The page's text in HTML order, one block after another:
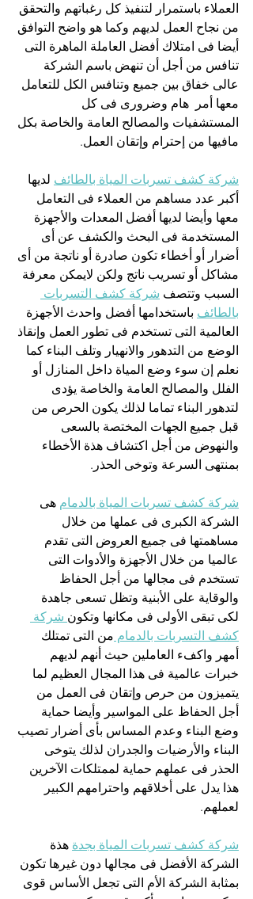
العملاء باستمرار لتنفيذ كل رغباتهم والتحقق
من نجاح العمل لديهم وكما هو واضح التوافق
أيضا فى امتلاك أفضل العاملة الماهرة التى
تنافس من أجل أن تنهض باسم الشركة
عالى خفاق بين جميع وتنافس الكل للتعامل
معها أمر  هام وضرورى فى كل
المستشفيات والمصالح العامة والخاصة بكل
مافيها من إحترام وإتقان العمل.
شركة كشف تسربات المياة بالطائف لديها
أكبر عدد مساهم من العملاء فى التعامل
معها وأيضا لديها أفضل المعدات والأجهزة
المستخدمة فى البحث والكشف عن أى
أضرار أو أخطاء تكون صادرة أو ناتجة من أى
مشاكل أو تسريب ناتج ولكن لايمكن معرفة
السبب وتتصف شركة كشف التسربات
بالطائف باستخدامها أفضل واحدث الأجهزة
العالمية التى تستخدم فى تطور العمل وإنقاذ
الوضع من التدهور والانهيار وتلف البناء كما
نعلم إن سوء وضع المياة داخل المنازل أو
الفلل والمصالح العامة والخاصة يؤدى
لتدهور البناء تماما لذلك يكون الحرص من
قبل جميع الجهات المختصة بالسعى
والنهوض من أجل اكتشاف هذة الأخطاء
بمنتهى السرعة وتوخى الحذر.
شركة كشف تسربات المياة بالدمام هى
الشركة الكبرى فى عملها من خلال
مساهمتها فى جميع العروض التى تقدم
عالميا من خلال الأجهزة والأدوات التى
تستخدم فى مجالها من أجل الحفاظ
والوقاية على الأبنية وتظل تسعى جاهدة
لكى تبقى الأولى فى مكانها وتكون شركة
كشف التسربات بالدمام من التى تمتلك
أمهر واكفء العاملين حيث أنهم لديهم
خبرات عالمية فى هذا المجال العظيم لما
يتميزون من حرص وإتقان فى العمل من
أجل الحفاظ على المواسير وأيضا حماية
وضع البناء وعدم المساس بأى أضرار تصيب
البناء والأرضيات والجدران لذلك يتوخى
الحذر فى عملهم حماية لممتلكات الآخرين
هذا يدل على أخلاقهم واحترامهم الكبير
لعملهم.
شركة كشف تسربات المياة بجدة هذة
الشركة الأفضل فى مجالها دون غيرها تكون
بمثابة الشركة الأم التى تجعل الأساس قوى